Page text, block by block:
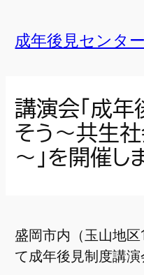
容
キ
ッ
成年後見センタ
講演会「成
そう～共生
～」を開催し
盛岡市内（玉山地
て成年後見制度講演